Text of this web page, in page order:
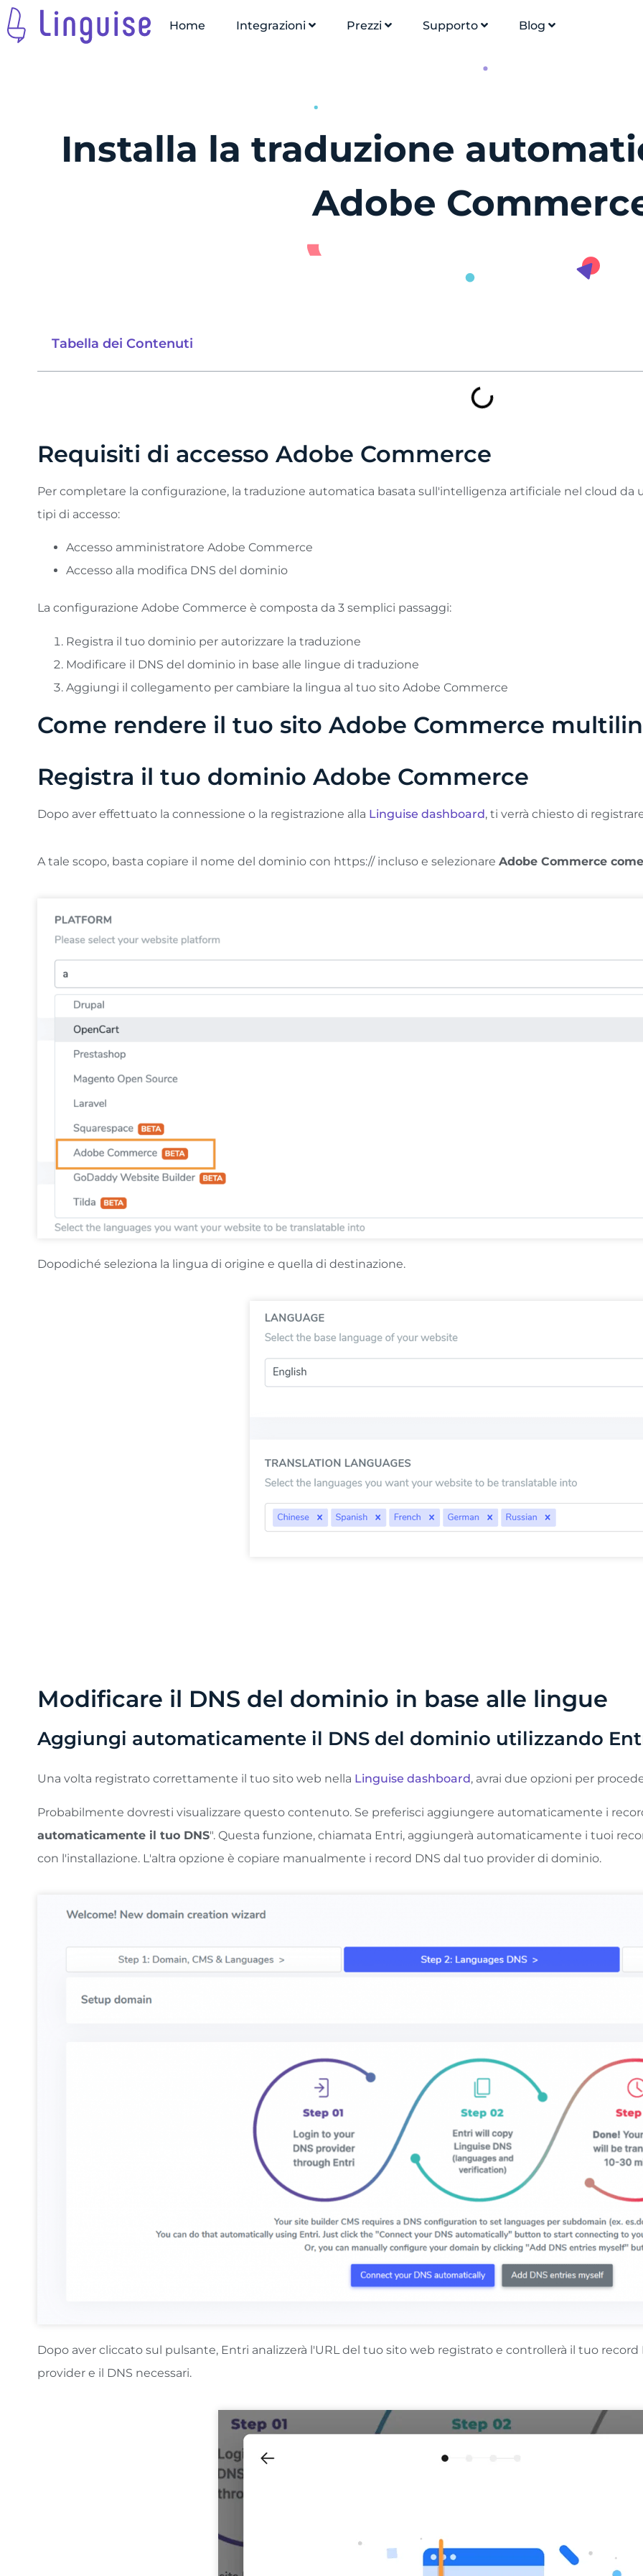
Home Integrazioni Prezzi Supporto Blog
Installa la traduzione
Adobe
Tabella dei Contenuti
Requisiti di accesso Adobe Commerce
Per completare la configurazione, la traduzione automatica basata sull'intelligenza artificiale nel cloud
tipi di accesso:
Accesso amministratore Adobe Commerce
Accesso alla modifica DNS del dominio
La configurazione Adobe Commerce è composta da 3 semplici passaggi:
Registra il tuo dominio per autorizzare la traduzione
Modificare il DNS del dominio in base alle lingue di traduzione
Aggiungi il collegamento per cambiare la lingua al tuo sito Adobe Commerce
Come rendere il tuo sito Adobe Commerce
Registra il tuo dominio Adobe Commerce
Dopo aver effettuato la connessione o la registrazione alla Linguise dashboard, ti verrà chiesto di
A tale scopo, basta copiare il nome del dominio con https:// incluso e selezionare Adobe Commerce
Dopodiché seleziona la lingua di origine e quella di destinazione.
Modificare il DNS del dominio in base alle lingue
Aggiungi automaticamente il DNS del dominio utilizzando
Una volta registrato correttamente il tuo sito web nella Linguise dashboard , avrai due opzioni per
Probabilmente dovresti visualizzare questo contenuto. Se preferisci aggiungere automaticamente i
automaticamente il tuo DNS". Questa funzione, chiamata Entri, aggiungerà automaticamente i tuoi
con l'installazione. L'altra opzione è copiare manualmente i record DNS dal tuo provider di dominio.
Dopo aver cliccato sul pulsante, Entri analizzerà l'URL del tuo sito web registrato e controllerà il tuo record
provider e il DNS necessari.